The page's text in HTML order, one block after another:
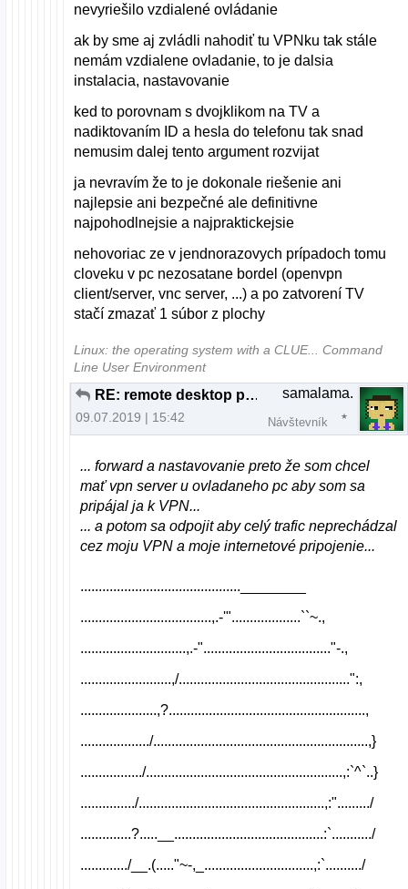
nevyriešilo vzdialené ovládanie
ak by sme aj zvládli nahodiť tu VPNku tak stále
nemám vzdialene ovladanie, to je dalsia
instalacia, nastavovanie
ked to porovnam s dvojklikom na TV a
nadiktovaním ID a hesla do telefonu tak snad
nemusim dalej tento argument rozvijat
ja nevravím že to je dokonale riešenie ani
najlepsie ani bezpečné ale definitivne
najpohodlnejsie a najpraktickejsie
nehovoriac ze v jendnorazovych prípadoch tomu
cloveku v pc nezosatane bordel (openvpn
client/server, vnc server, ...) a po zatvorení TV
stačí zmazať 1 súbor z plochy
Linux: the operating system with a CLUE... Command
Line User Environment
RE: remote desktop pod linuxom
09.07.2019 | 15:42
samalama.
Návštevník
... forward a nastavovanie preto že som chcel
mať vpn server u ovladaneho pc aby som sa
pripájal ja k VPN...
... a potom sa odpojit aby celý trafic neprechádzal
cez moju VPN a moje internetové pripojenie...
............................................________
....................................,.-'"...................``~.,
.............................,.-"..................................."-.,
.........................,/...............................................":,
.....................,?......................................................,
.................../...........................................................,}
................./......................................................,:`^`..}
.............../...................................................,:"........./
..............?.....__.........................................:`.........../
............./__.(....."~-,_..............................,:`........../